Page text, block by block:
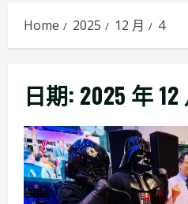
Home 2025 12 月 4
日期: 2025 年 12